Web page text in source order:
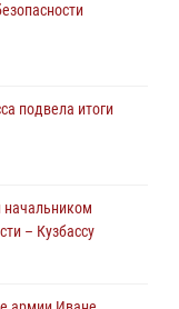
закон о
причинения
имущество
подвела итоги
начальником
– Кузбассу